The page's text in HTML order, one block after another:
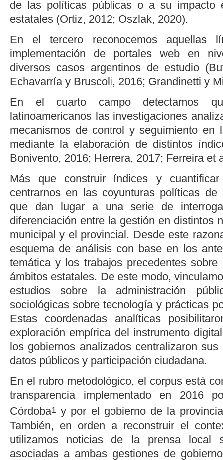
de las políticas públicas o a su impacto
estatales (Ortiz, 2012; Oszlak, 2020).
En el tercero reconocemos aquellas
implementación de portales web en
diversos casos argentinos de estudio (
Echavarría y Bruscoli, 2016; Grandinetti y
En el cuarto campo detectamos
latinoamericanos las investigaciones
mecanismos de control y seguimiento en
mediante la elaboración de distintos
Bonivento, 2016; Herrera, 2017; Ferreira et
Más que construir índices y cuantificar
centrarnos en las coyunturas políticas de
que dan lugar a una serie de
diferenciación entre la gestión en distintos
municipal y el provincial. Desde este
esquema de análisis con base en los
temática y los trabajos precedentes
ámbitos estatales. De este modo,
estudios sobre la administración
sociológicas sobre tecnología y prácticas
Estas coordenadas analíticas
exploración empírica del instrumento
los gobiernos analizados centralizaron
datos públicos y participación ciudadana.
En el rubro metodológico, el corpus está
transparencia implementado en 2016
Córdoba1 y por el gobierno de la
También, en orden a reconstruir el
utilizamos noticias de la prensa local
asociadas a ambas gestiones de